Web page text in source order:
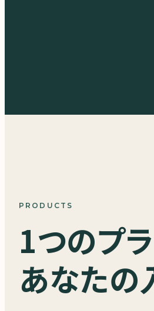
PRODUCTS
1つのプラ
あなたの